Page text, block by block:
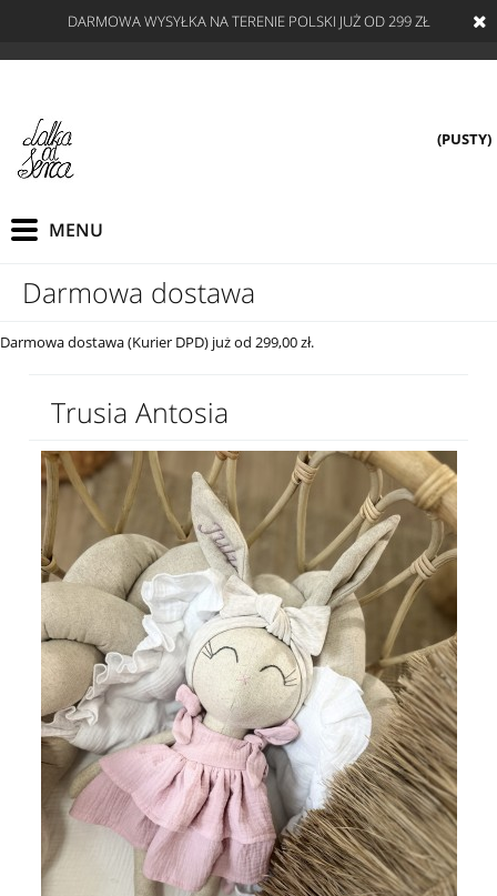
DARMOWA WYSYŁKA NA TERENIE POLSKI JUŻ OD 299 ZŁ
(PUSTY)
Darmowa dostawa
Darmowa dostawa (Kurier DPD) już od 299,00 zł.
Trusia Antosia